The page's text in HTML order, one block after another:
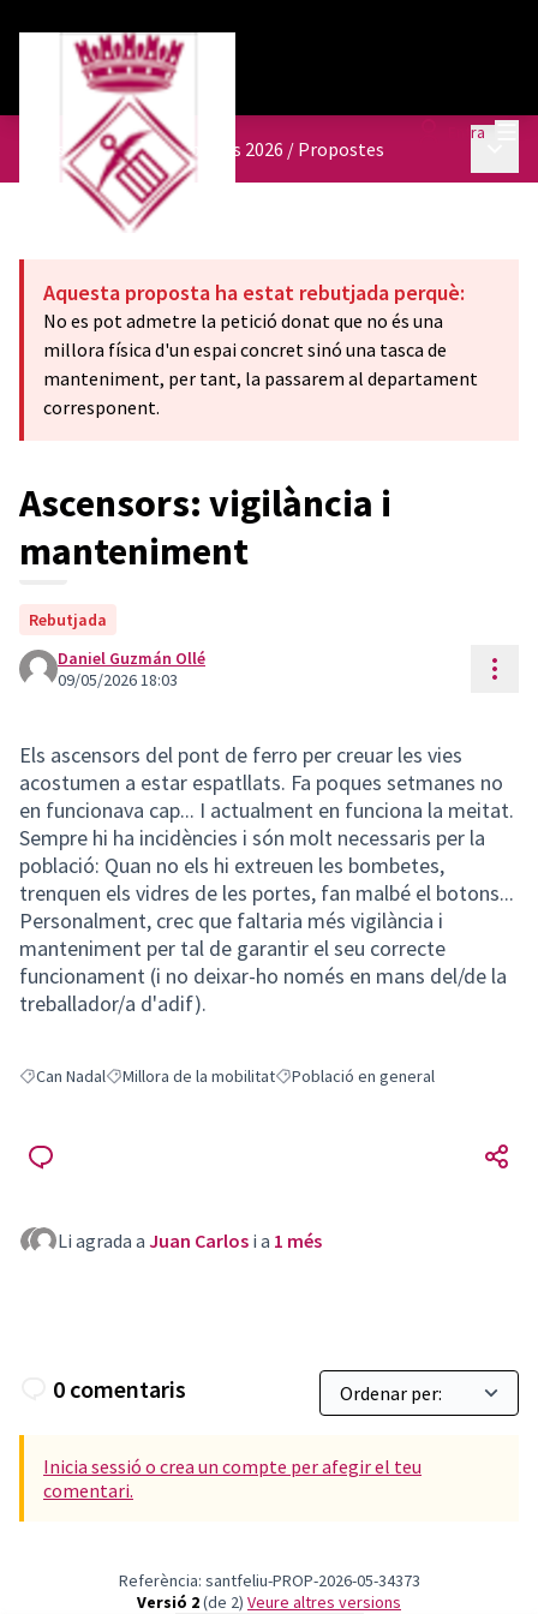
Entra
Pressupostos participatius 2026 / Propostes
Aquesta proposta ha estat rebutjada perquè:
No es pot admetre la petició donat que no és una
millora física d'un espai concret sinó una tasca de
manteniment, per tant, la passarem al departament
corresponent.
Ascensors: vigilància i
manteniment
Rebutjada
Daniel Guzmán Ollé
09/05/2026 18:03
Els ascensors del pont de ferro per creuar les vies
acostumen a estar espatllats. Fa poques setmanes no
en funcionava cap... I actualment en funciona la meitat.
Sempre hi ha incidències i són molt necessaris per la
població: Quan no els hi extreuen les bombetes,
trenquen els vidres de les portes, fan malbé el botons...
Personalment, crec que faltaria més vigilància i
manteniment per tal de garantir el seu correcte
funcionament (i no deixar-ho només en mans del/de la
treballador/a d'adif).
Resultats en filtrar per: Can Nadal
Can NadalResultats en filtrar per: Millora de la mobilitat
Millora de la mobilitatResultats en filtrar per: Població en
Població en general
Li agrada a Juan Carlos i a 1 més
0 comentaris
Inicia sessió o crea un compte per afegir el teu
comentari.
Referència: santfeliu-PROP-2026-05-34373
Versió 2(de 2)
veure altres versions